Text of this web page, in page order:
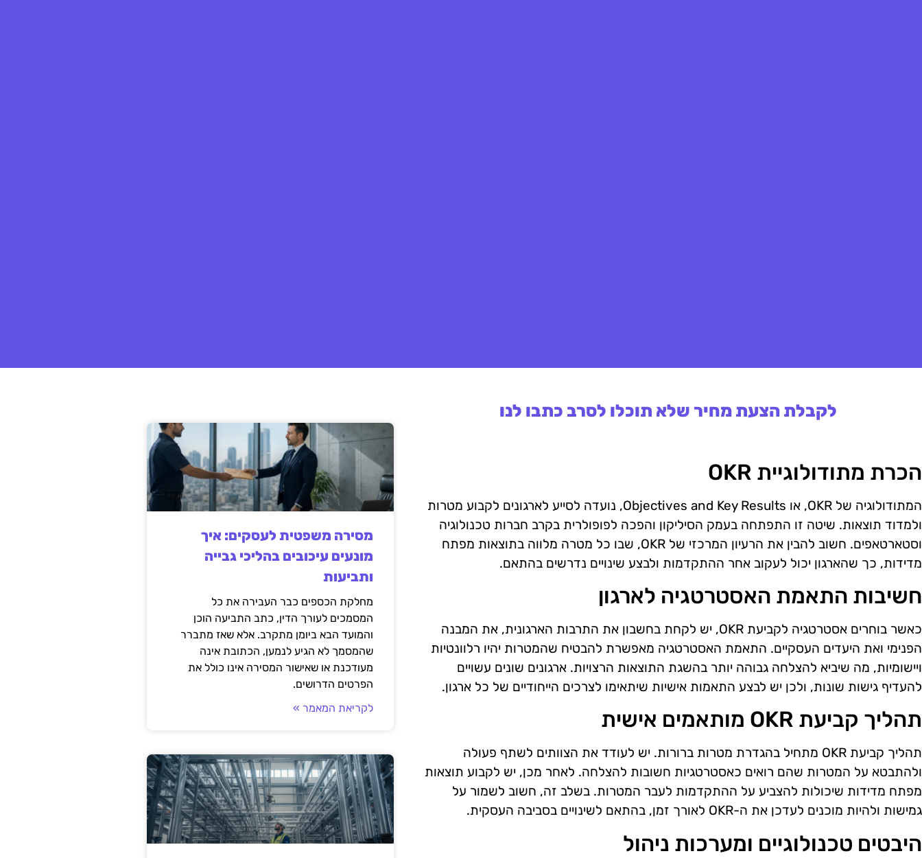
לקבלת הצעת מחיר שלא תוכלו לסרב כתבו לנו
הכרת מתודולוגיית OKR
המתודולוגיה של OKR, או Objectives and Key Results, נועדה לסייע לארגונים לקבוע מטרות
ולמדוד תוצאות. שיטה זו התפתחה בעמק הסיליקון והפכה לפופולרית בקרב חברות טכנולוגיה
וסטארטאפים. חשוב להבין את הרעיון המרכזי של OKR, שבו כל מטרה מלווה בתוצאות מפתח
מדידות, כך שהארגון יכול לעקוב אחר ההתקדמות ולבצע שינויים נדרשים בהתאם.
חשיבות התאמת האסטרטגיה לארגון
כאשר בוחרים אסטרטגיה לקביעת OKR, יש לקחת בחשבון את התרבות הארגונית, את המבנה
הפנימי ואת היעדים העסקיים. התאמת האסטרטגיה מאפשרת להבטיח שהמטרות יהיו רלוונטיות
ויישומיות, מה שיביא להצלחה גבוהה יותר בהשגת התוצאות הרצויות. ארגונים שונים עשויים
להעדיף גישות שונות, ולכן יש לבצע התאמות אישיות שיתאימו לצרכים הייחודיים של כל ארגון.
תהליך קביעת OKR מותאמים אישית
תהליך קביעת OKR מתחיל בהגדרת מטרות ברורות. יש לעודד את הצוותים לשתף פעולה
ולהתבטא על המטרות שהם רואים כאסטרטגיות חשובות להצלחה. לאחר מכן, יש לקבוע תוצאות
מפתח מדידות שיכולות להצביע על ההתקדמות לעבר המטרות. בשלב זה, חשוב לשמור על
גמישות ולהיות מוכנים לעדכן את ה-OKR לאורך זמן, בהתאם לשינויים בסביבה העסקית.
היבטים טכנולוגיים ומערכות ניהול
מסירה משפטית לעסקים: איך
מונעים עיכובים בהליכי גבייה
ותביעות
מחלקת הכספים כבר העבירה את כל
המסמכים לעורך הדין, כתב התביעה הוכן
והמועד הבא ביומן מתקרב. אלא שאז מתברר
שהמסמך לא הגיע לנמען, הכתובת אינה
מעודכנת או שאישור המסירה אינו כולל את
הפרטים הדרושים.
לקריאת המאמר »